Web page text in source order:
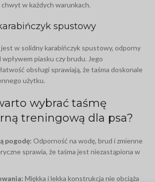
w każdych warunkach.
spustowy
jest w solidny karabińczyk spustowy, odporny
wpływem piasku czy brudu. Jego
obsługi sprawiają, że taśma doskonale
użytku.
wybrać taśmę
treningową dla psa?
pogodę: Odporność na wodę, brud i zmienne
sprawia, że taśma jest niezastąpiona w
Miękka i lekka konstrukcja nie obciąża